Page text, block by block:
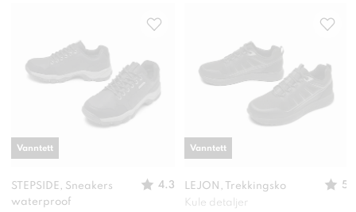
STEPSIDE, Sneakers
waterproof
4.3
Vanntett
LEJON, Trekkingsko
5
Kule detaljer
Vanntett